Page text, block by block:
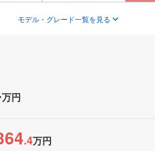
モデル・グレード一覧を見る
万円
.4万円